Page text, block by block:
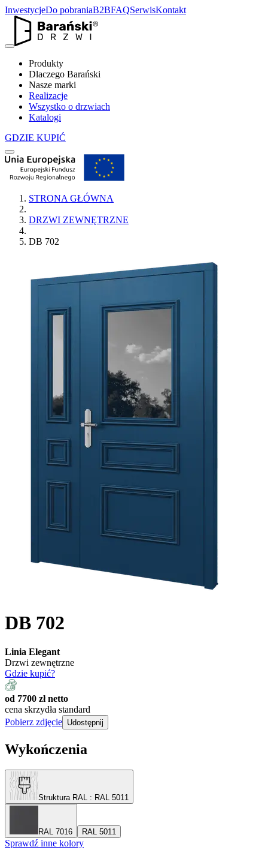
InwestycjeDo pobraniaB2BFAQSerwisKontakt
Produkty
Dlaczego Barański
Nasze marki
Realizacje
Wszystko o drzwiach
Katalogi
GDZIE KUPIĆ
STRONA GŁÓWNA
DRZWI ZEWNĘTRZNE
DB 702
DB 702
Linia Elegant
Drzwi zewnętrzne
Gdzie kupić?
od 7700 zł netto
cena skrzydła standard
Pobierz zdjęcie Udostępnij
Wykończenia
Struktura RAL : RAL 5011
RAL 7016 RAL 5011
Sprawdź inne kolory